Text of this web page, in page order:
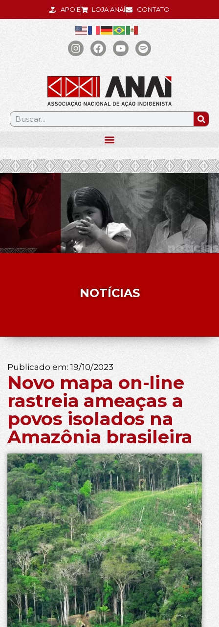
APOIE LOJA ANAÍ CONTATO
.
NOTÍCIAS
Publicado em: 19/10/2023
Novo mapa on-line
rastreia ameaças a
povos isolados na
Amazônia brasileira